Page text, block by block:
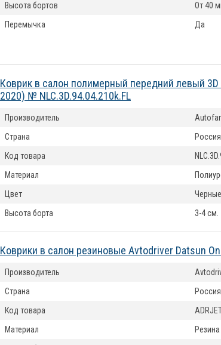
Высота бортов
От 40
Перемычка
Да
Коврик в салон полимерный передний левый
2020) № NLC.3D.94.04.210k.FL
Производитель
Страна
Россия
Код товара
Материал
Цвет
Черные
Высота борта
3-4 см.
Коврики в салон резиновые Avtodriver Datsun
Производитель
Страна
Россия
Код товара
Материал
Резина